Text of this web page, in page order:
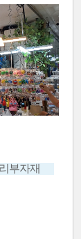
부자재